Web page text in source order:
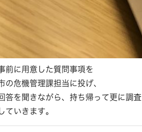
前に用意した質問事項を
の危機管理課担当に投げ、
答を聞きながら、持ち帰って更に調査
ていきます。